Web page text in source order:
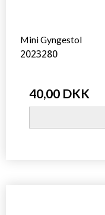
Mini Gyngestol
2023280
40,00 DKK